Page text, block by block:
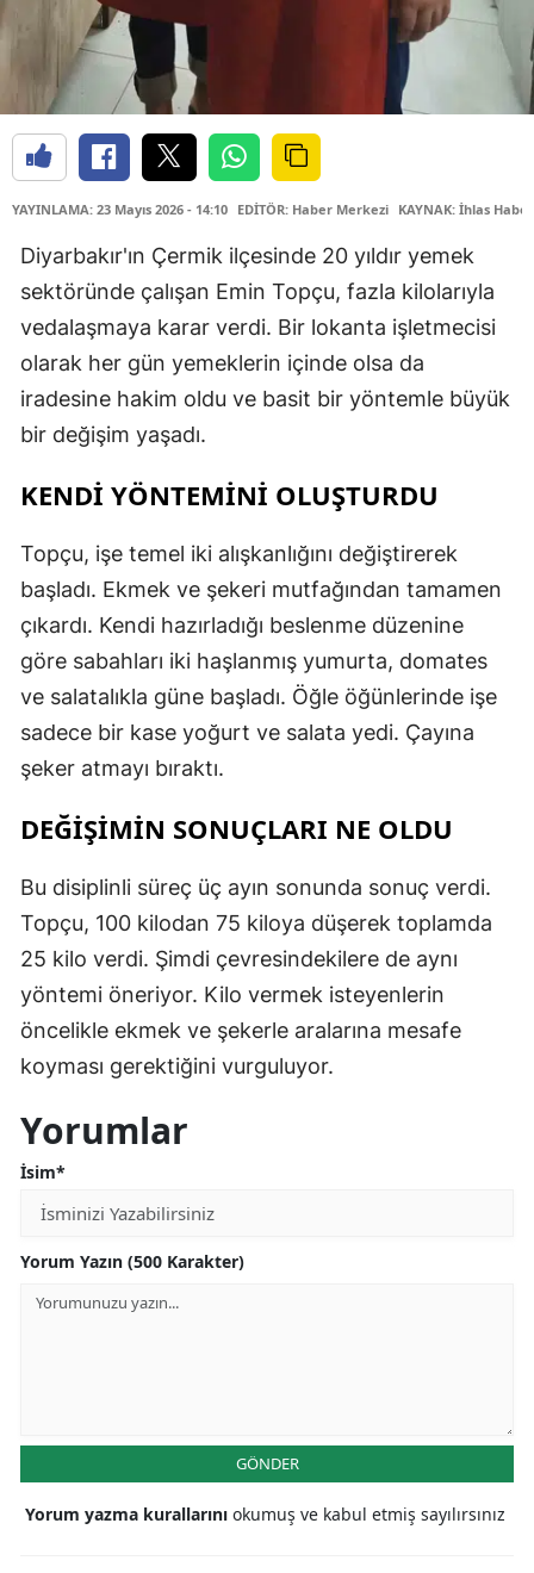
YAYINLAMA: 23 Mayıs 2026 - 14:10 EDİTÖR: Haber Merkezi KAYNAK: İhlas
Diyarbakır'ın Çermik ilçesinde 20 yıldır yemek
sektöründe çalışan Emin Topçu, fazla kilolarıyla
vedalaşmaya karar verdi. Bir lokanta işletmecisi
olarak her gün yemeklerin içinde olsa da
iradesine hakim oldu ve basit bir yöntemle büyük
bir değişim yaşadı.
KENDİ YÖNTEMİNİ OLUŞTURDU
Topçu, işe temel iki alışkanlığını değiştirerek
başladı. Ekmek ve şekeri mutfağından tamamen
çıkardı. Kendi hazırladığı beslenme düzenine
göre sabahları iki haşlanmış yumurta, domates
ve salatalıkla güne başladı. Öğle öğünlerinde işe
sadece bir kase yoğurt ve salata yedi. Çayına
şeker atmayı bıraktı.
DEĞİŞİMİN SONUÇLARI NE OLDU
Bu disiplinli süreç üç ayın sonunda sonuç verdi.
Topçu, 100 kilodan 75 kiloya düşerek toplamda
25 kilo verdi. Şimdi çevresindekilere de aynı
yöntemi öneriyor. Kilo vermek isteyenlerin
öncelikle ekmek ve şekerle aralarına mesafe
koyması gerektiğini vurguluyor.
Yorumlar
İsim*
Yorum Yazın (500 Karakter)
GÖNDER
Yorum yazma kurallarını okumuş ve kabul etmiş sayılırsınız